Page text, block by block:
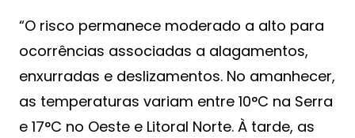
“O risco permanece moderado a alto para
ocorrências associadas a alagamentos,
enxurradas e deslizamentos. No amanhecer,
as temperaturas variam entre 10°C na Serra
e 17°C no Oeste e Litoral Norte. À tarde, as